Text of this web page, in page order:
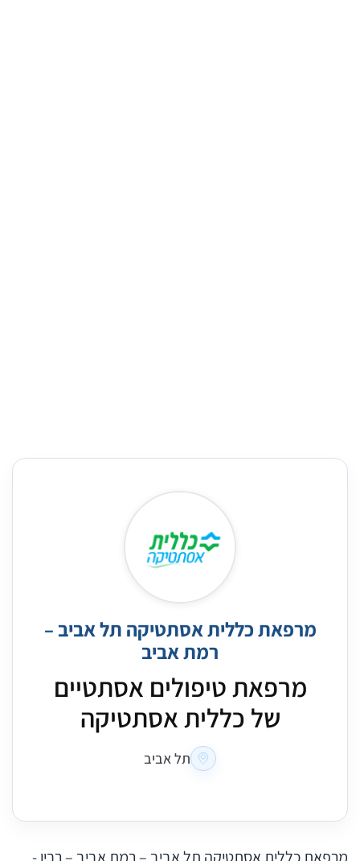
מרפאת כללית אסתטיקה תל אביב –
רמת אביב
מרפאת טיפולים אסתטיים
של כללית אסתטיקה
תל אביב